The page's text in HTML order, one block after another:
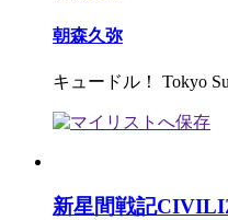
朝森久弥
キュードル！ Tokyo
新星間戦記